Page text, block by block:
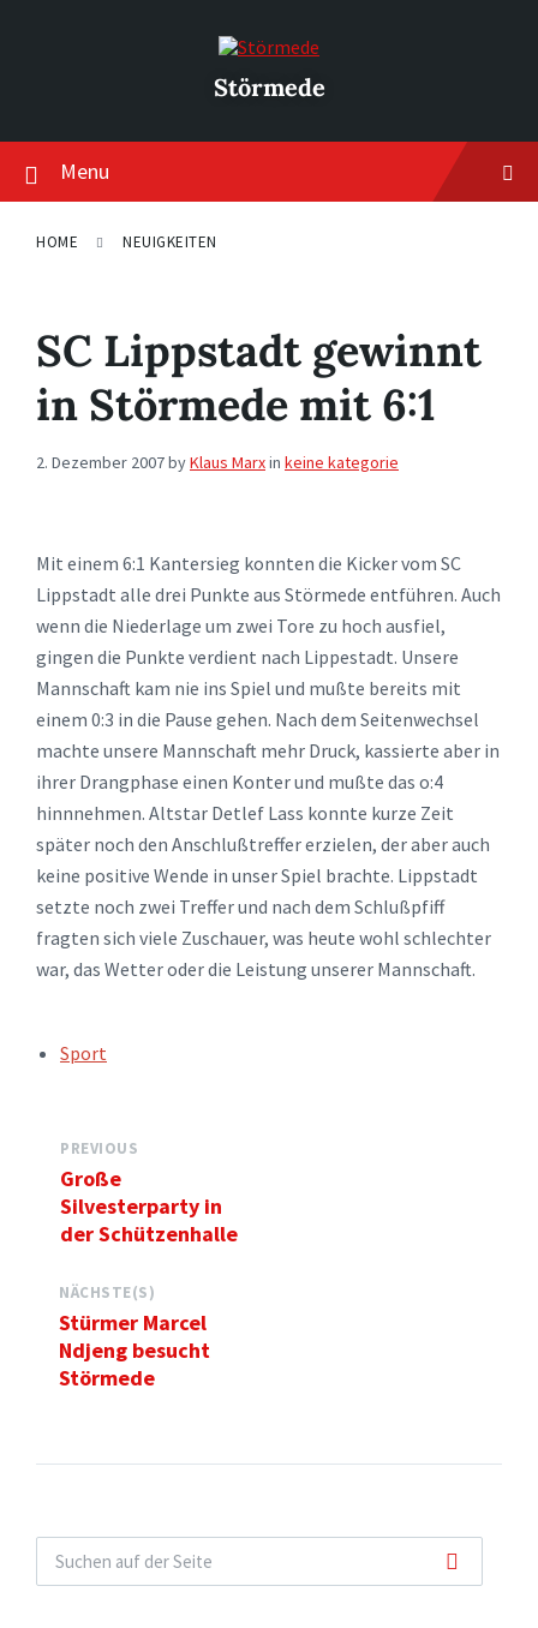
Störmede
Menu
HOME NEUIGKEITEN
SC Lippstadt gewinnt
in Störmede mit 6:1
2. Dezember 2007byKlaus Marxin keine kategorie
Mit einem 6:1 Kantersieg konnten die Kicker vom SC
Lippstadt alle drei Punkte aus Störmede entführen. Auch
wenn die Niederlage um zwei Tore zu hoch ausfiel,
gingen die Punkte verdient nach Lippestadt. Unsere
Mannschaft kam nie ins Spiel und mußte bereits mit
einem 0:3 in die Pause gehen. Nach dem Seitenwechsel
machte unsere Mannschaft mehr Druck, kassierte aber in
ihrer Drangphase einen Konter und mußte das o:4
hinnnehmen. Altstar Detlef Lass konnte kurze Zeit
später noch den Anschlußtreffer erzielen, der aber auch
keine positive Wende in unser Spiel brachte. Lippstadt
setzte noch zwei Treffer und nach dem Schlußpfiff
fragten sich viele Zuschauer, was heute wohl schlechter
war, das Wetter oder die Leistung unserer Mannschaft.
TAGS:Sport
PREVIOUS
Große
Silvesterparty in
der Schützenhalle
NÄCHSTE(S)
Stürmer Marcel
Ndjeng besucht
Störmede